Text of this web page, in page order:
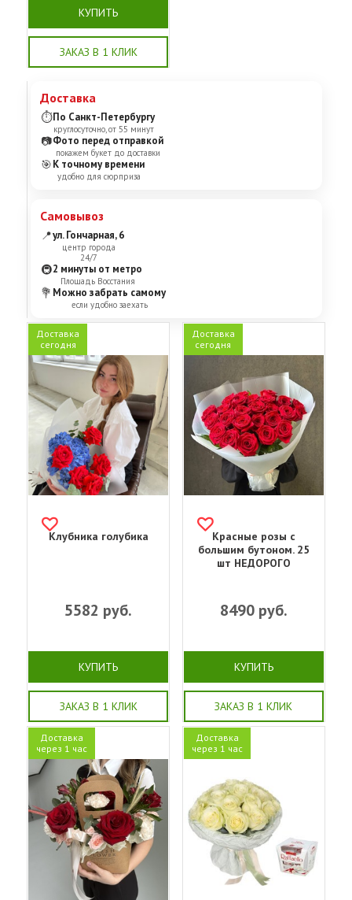
КУПИТЬ
ЗАКАЗ В 1 КЛИК
Доставка
⏱По Санкт-Петербургу
круглосуточно, от 55 минут
📷Фото перед отправкой
покажем букет до доставки
🎯К точному времени
удобно для сюрприза
Самовывоз
📍ул. Гончарная, 6
центр города
24/7
🚇2 минуты от метро
Площадь Восстания
💐 Можно забрать самому
если удобно заехать
Доставка
сегодня
Клубника голубика
5582 руб.
КУПИТЬ
ЗАКАЗ В 1 КЛИК
Доставка
сегодня
Красные розы с
большим бутоном. 25
шт НЕДОРОГО
8490руб.
КУПИТЬ
ЗАКАЗ В 1 КЛИК
Доставка
через 1 час
Доставка
через 1 час